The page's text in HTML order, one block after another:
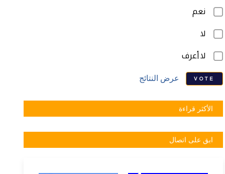
نعم
لا
لا أعرف
VOTE عرض النتائج
الأكثر قراءة
ابق على اتصال